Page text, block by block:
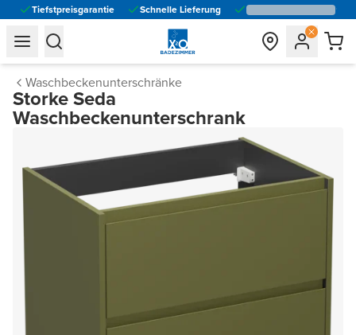
Tiefstpreisgarantie Schnelle Lieferung
general.navigation.toggle_menu.label
general.navigation.toggle_menu.label
Waschbeckenunterschränke
Storke Seda
Waschbeckenunterschrank